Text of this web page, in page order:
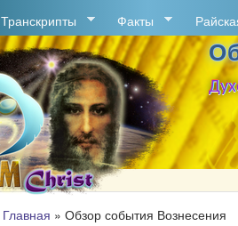
Транскрипты Факты
Главная » Обзор события Вознесения